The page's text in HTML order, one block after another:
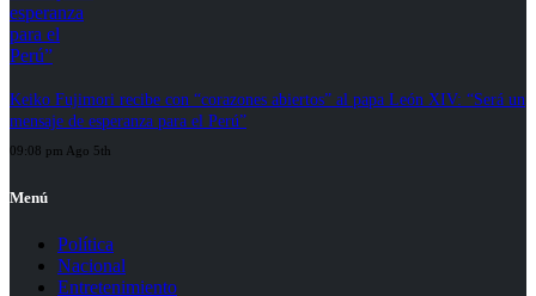
Keiko Fujimori recibe con “corazones abiertos” al papa León XIV: “Será un
mensaje de esperanza para el Perú”
09:08 pm Ago 5th
Menú
Política
Nacional
Entretenimiento